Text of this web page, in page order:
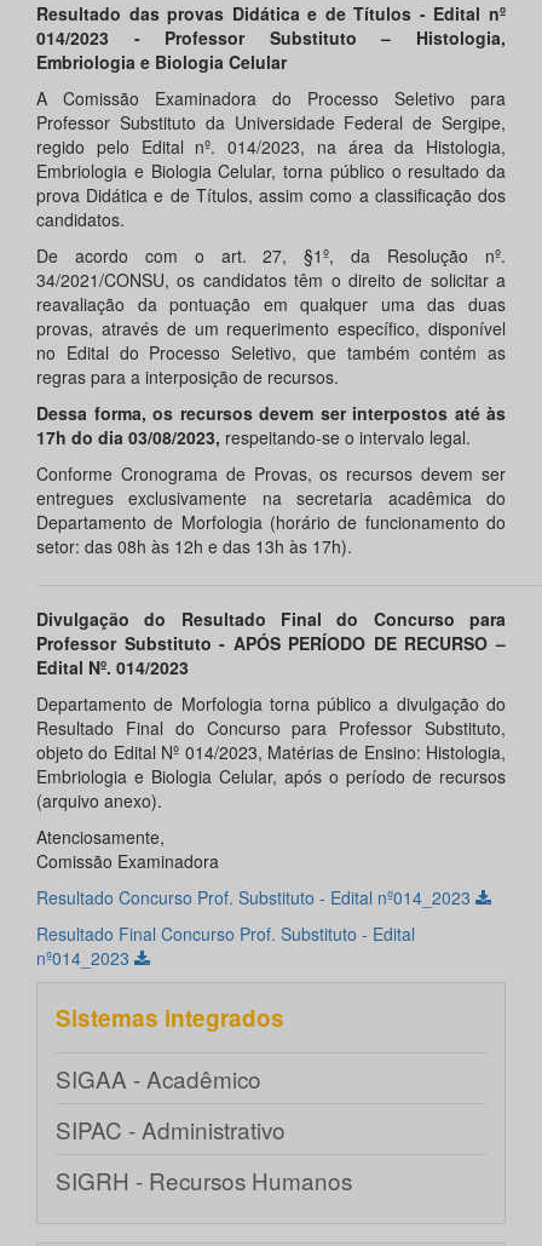
Resultado das provas Didática e de Títulos - Edital nº
014/2023 - Professor Substituto – Histologia,
Embriologia e Biologia Celular
A Comissão Examinadora do Processo Seletivo para
Professor Substituto da Universidade Federal de Sergipe,
regido pelo Edital nº. 014/2023, na área da Histologia,
Embriologia e Biologia Celular, torna público o resultado da
prova Didática e de Títulos, assim como a classificação dos
candidatos.
De acordo com o art. 27, §1º, da Resolução nº.
34/2021/CONSU, os candidatos têm o direito de solicitar a
reavaliação da pontuação em qualquer uma das duas
provas, através de um requerimento específico, disponível
no Edital do Processo Seletivo, que também contém as
regras para a interposição de recursos.
Dessa forma, os recursos devem ser interpostos até às
17h do dia 03/08/2023, respeitando-se o intervalo legal.
Conforme Cronograma de Provas, os recursos devem ser
entregues exclusivamente na secretaria acadêmica do
Departamento de Morfologia (horário de funcionamento do
setor: das 08h às 12h e das 13h às 17h).
Divulgação do Resultado Final do Concurso para
Professor Substituto - APÓS PERÍODO DE RECURSO –
Edital Nº. 014/2023
Departamento de Morfologia torna público a divulgação do
Resultado Final do Concurso para Professor Substituto,
objeto do Edital Nº 014/2023, Matérias de Ensino: Histologia,
Embriologia e Biologia Celular, após o período de recursos
(arquivo anexo).
Atenciosamente,
Comissão Examinadora
Resultado Concurso Prof. Substituto - Edital nº014_2023
Resultado Final Concurso Prof. Substituto - Edital
nº014_2023
Sistemas integrados
SIGAA - Acadêmico
SIPAC - Administrativo
SIGRH - Recursos Humanos